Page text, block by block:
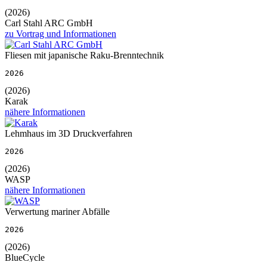
(2026)
Carl Stahl ARC GmbH
zu Vortrag und Informationen
Fliesen mit japanische Raku-Brenntechnik
2026
(2026)
Karak
nähere Informationen
Lehmhaus im 3D Druckverfahren
2026
(2026)
WASP
nähere Informationen
Verwertung mariner Abfälle
2026
(2026)
BlueCycle